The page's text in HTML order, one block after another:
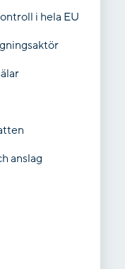
i hela EU
anslag